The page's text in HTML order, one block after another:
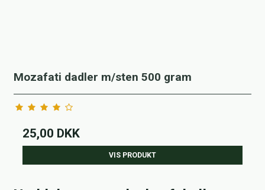
Mozafati dadler m/sten 500 gram
25,00 DKK
VIS PRODUKT